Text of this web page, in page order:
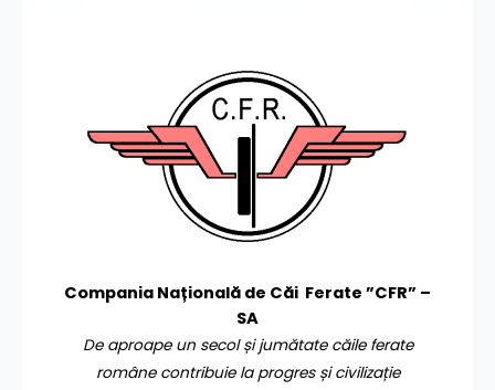
Compania Națională de Căi Ferate ”CFR” –
SA
De aproape un secol și jumătate căile ferate
române contribuie la progres și civilizație